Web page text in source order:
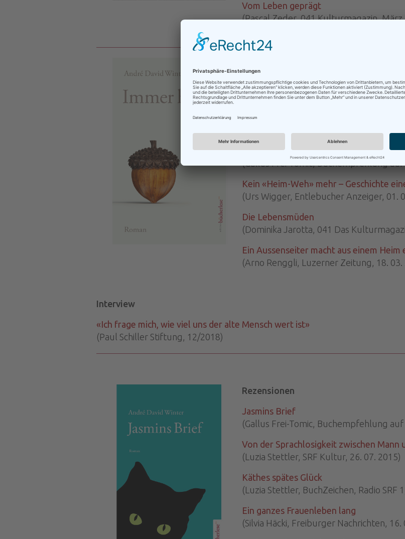
Vom Leben geprägt
(Pascal Zeder, 041 Kulturmagazin, März
Knechte, die keiner mehr braucht
(Jonas Hess, Seetaler Bote, 15. 11. 2018)
«Heimweh ist die Krankheit, die man im
(Martina Süess, BuchZeichen, Radio
Eine Geschichte aus der Vergangenheit
(Gallus Frei-Tomic, Buchempfehlung
Kein «Heim-Weh» mehr – Geschichte
(Urs Wigger, Entlebucher Anzeiger, 01.
Die Lebensmüden
(Dominika Jarotta, 041 Das
Ein Aussenseiter macht aus einem Heim
(Arno Renggli, Luzerner Zeitung, 18. 03.
Interview
«Ich frage mich, wie viel uns der alte Mensch wert ist»
(Paul Schiller Stiftung, 12/2018)
Rezensionen
Jasmins Brief
(Gallus Frei-Tomic, Buchempfehlung
Von der Sprachlosigkeit zwischen Mann
(Luzia Stettler, SRF Kultur, 26. 07. 2015)
Käthes spätes Glück
(Luzia Stettler, BuchZeichen, Radio SRF
Ein ganzes Frauenleben lang
(Silvia Häcki, Freiburger Nachrichten, 16.